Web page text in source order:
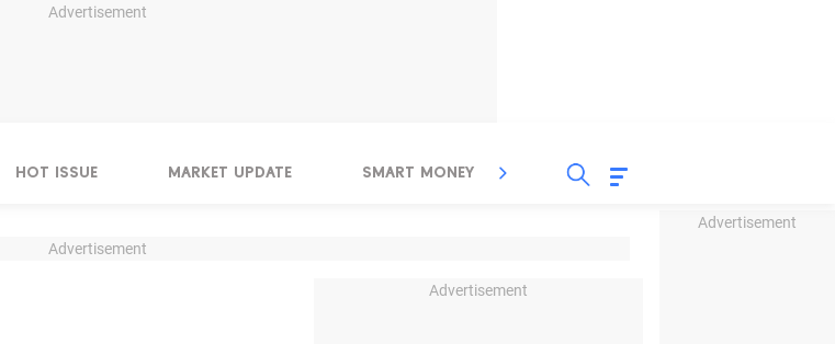
Advertisement
Advertisement
HOT ISSUE MARKET UPDATE SMART MONEY INSPIRASI BISNIS
Advertisement
Advertisement